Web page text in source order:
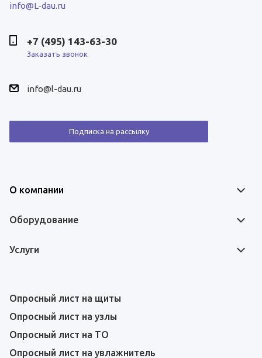
info@L-dau.ru
+7 (495) 143-63-30
Заказать звонок
info@l-dau.ru
Подписка на рассылку
О компании
Оборудование
Услуги
Опросный лист на щиты
Опросный лист на узлы
Опросный лист на ТО
Опросный лист на увлажнитель